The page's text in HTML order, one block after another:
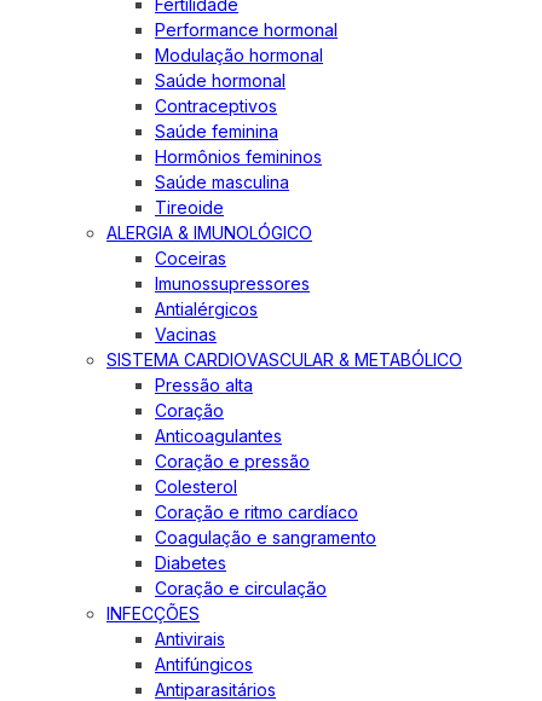
Fertilidade
Performance hormonal
Modulação hormonal
Saúde hormonal
Contraceptivos
Saúde feminina
Hormônios femininos
Saúde masculina
Tireoide
ALERGIA & IMUNOLÓGICO
Coceiras
Imunossupressores
Antialérgicos
Vacinas
SISTEMA CARDIOVASCULAR & METABÓLICO
Pressão alta
Coração
Anticoagulantes
Coração e pressão
Colesterol
Coração e ritmo cardíaco
Coagulação e sangramento
Diabetes
Coração e circulação
INFECÇÕES
Antivirais
Antifúngicos
Antiparasitários